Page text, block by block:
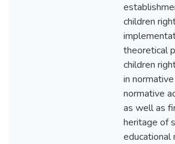
children
theoretical
children
in
normative
as well as
heritage of
educational